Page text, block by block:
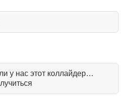
у нас этот коллайдер…